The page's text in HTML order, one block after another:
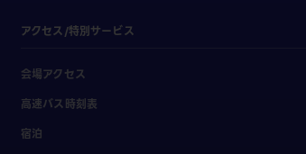
アクセス/特別サービス
会場アクセス
高速バス時刻表
宿泊